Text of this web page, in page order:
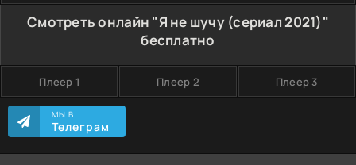
Смотреть онлайн "Я не шучу (сериал 2021)"
бесплатно
Плеер 1 Плеер 2 Плеер 3
МЫ В
Телеграм